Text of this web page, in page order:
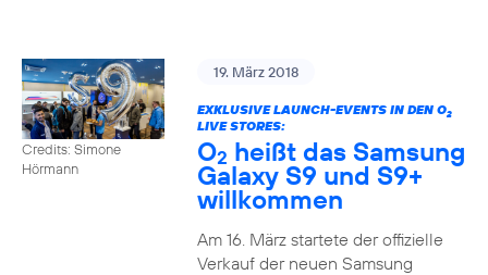
Credits: Simone
Hörmann
19. März 2018
EXKLUSIVE LAUNCH-EVENTS IN DEN O2
LIVE STORES:
O2 heißt das Samsung
Galaxy S9 und S9+
willkommen
Am 16. März startete der offizielle
Verkauf der neuen Samsung